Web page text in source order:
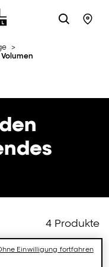
>
4 Produkte
Einwilligung fortfahren